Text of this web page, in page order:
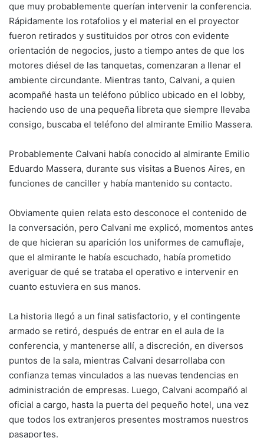
que muy probablemente querían intervenir la conferencia.
Rápidamente los rotafolios y el material en el proyector
fueron retirados y sustituidos por otros con evidente
orientación de negocios, justo a tiempo antes de que los
motores diésel de las tanquetas, comenzaran a llenar el
ambiente circundante. Mientras tanto, Calvani, a quien
acompañé hasta un teléfono público ubicado en el lobby,
haciendo uso de una pequeña libreta que siempre llevaba
consigo, buscaba el teléfono del almirante Emilio Massera.
Probablemente Calvani había conocido al almirante Emilio
Eduardo Massera, durante sus visitas a Buenos Aires, en
funciones de canciller y había mantenido su contacto.
Obviamente quien relata esto desconoce el contenido de
la conversación, pero Calvani me explicó, momentos antes
de que hicieran su aparición los uniformes de camuflaje,
que el almirante le había escuchado, había prometido
averiguar de qué se trataba el operativo e intervenir en
cuanto estuviera en sus manos.
La historia llegó a un final satisfactorio, y el contingente
armado se retiró, después de entrar en el aula de la
conferencia, y mantenerse allí, a discreción, en diversos
puntos de la sala, mientras Calvani desarrollaba con
confianza temas vinculados a las nuevas tendencias en
administración de empresas. Luego, Calvani acompañó al
oficial a cargo, hasta la puerta del pequeño hotel, una vez
que todos los extranjeros presentes mostramos nuestros
pasaportes.